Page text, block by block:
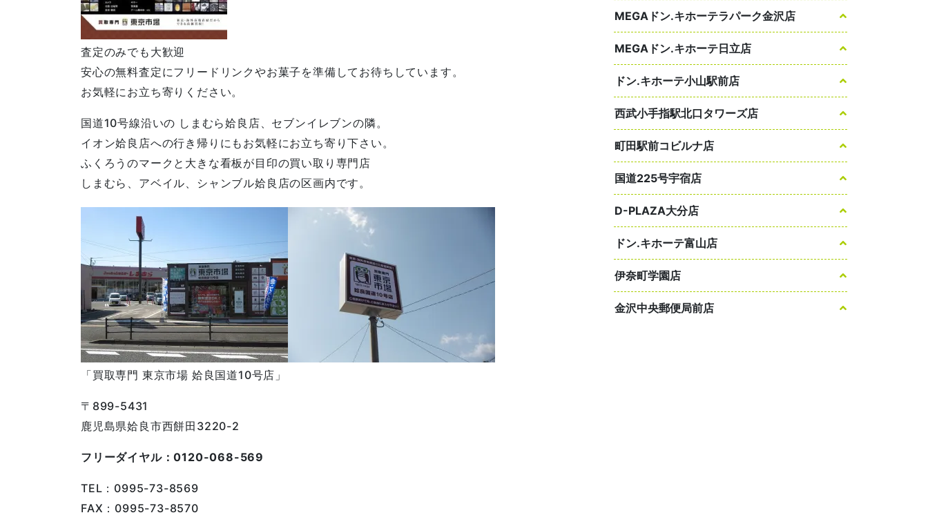
査定のみでも大歓迎
安心の無料査定にフリードリンクやお菓子を準備してお待ちしています。
お気軽にお立ち寄りください。
国道10号線沿いの しまむら姶良店、セブンイレブンの隣。
イオン姶良店への行き帰りにもお気軽にお立ち寄り下さい。
ふくろうのマークと大きな看板が目印の買い取り専門店
しまむら、アベイル、シャンブル姶良店の区画内です。
「買取専門 東京市場 姶良国道10号店」
〒899-5431
鹿児島県姶良市西餅田3220-2
フリーダイヤル：0120-068-569
TEL：0995-73-8569
FAX：0995-73-8570
MEGAドン.キホーテラパーク金沢店
MEGAドン.キホーテ日立店
ドン.キホーテ小山駅前店
西武小手指駅北口タワーズ店
町田駅前コビルナ店
国道225号宇宿店
D-PLAZA大分店
ドン.キホーテ富山店
伊奈町学園店
金沢中央郵便局前店